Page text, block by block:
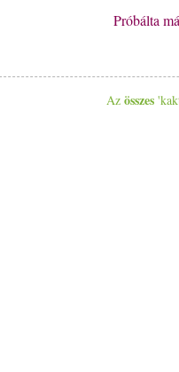
Próbálta
Az összes